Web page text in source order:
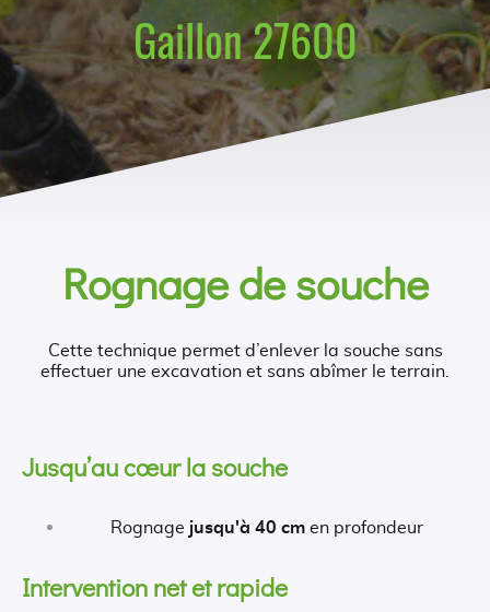
Gaillon 27600
Rognage de souche
Cette technique permet d’enlever la souche sans
effectuer une excavation et sans abîmer le terrain.
Jusqu’au cœur la souche
Rognage jusqu'à 40 cm en profondeur
Intervention net et rapide